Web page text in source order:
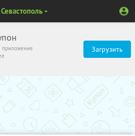
приложение
Загрузить
Севастополь